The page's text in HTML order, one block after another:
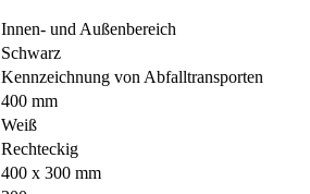
Innen- und Außenbereich
Schwarz
Kennzeichnung von Abfalltransporten
400 mm
Weiß
Rechteckig
400 x 300 mm